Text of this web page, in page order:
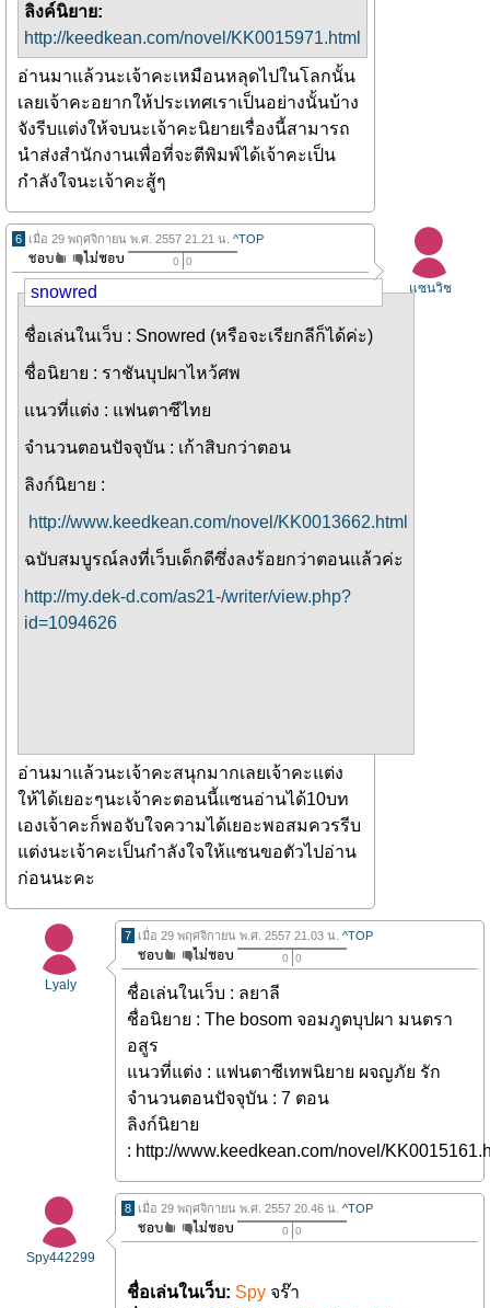
ลิงค์นิยาย:
http://keedkean.com/novel/KK0015971.html
อ่านมาแล้วนะเจ้าคะเหมือนหลุดไปในโลกนั้น
เลยเจ้าคะอยากให้ประเทศเราเป็นอย่างนั้นบ้าง
จังรีบแต่งให้จบนะเจ้าคะนิยายเรื่องนี้สามารถ
นำส่งสำนักงานเพื่อที่จะตีพิมพ์ได้เจ้าคะเป็น
กำลังใจนะเจ้าคะสู้ๆ
แซนวิช
6 เมื่อ 29 พฤศจิกายน พ.ศ. 2557 21.21 น. ^TOP
0 0
snowred
ชื่อเล่นในเว็บ : Snowred (หรือจะเรียกลีก็ได้ค่ะ)
ชื่อนิยาย : ราชันบุปผาไหว้ศพ
แนวที่แต่ง : แฟนตาซีไทย
จำนวนตอนปัจจุบัน : เก้าสิบกว่าตอน
ลิงก์นิยาย :
http://www.keedkean.com/novel/KK0013662.html
ฉบับสมบูรณ์ลงที่เว็บเด็กดีซึ่งลงร้อยกว่าตอนแล้วค่ะ
http://my.dek-d.com/as21-/writer/view.php?
id=1094626
อ่านมาแล้วนะเจ้าคะสนุกมากเลยเจ้าคะแต่ง
ให้ได้เยอะๆนะเจ้าคะตอนนี้แซนอ่านได้10บท
เองเจ้าคะก็พอจับใจความได้เยอะพอสมควรรีบ
แต่งนะเจ้าคะเป็นกำลังใจให้แซนขอตัวไปอ่าน
ก่อนนะคะ
Lyaly
7 เมื่อ 29 พฤศจิกายน พ.ศ. 2557 21.03 น. ^TOP
0 0
ชื่อเล่นในเว็บ : ลยาลี
ชื่อนิยาย : The bosom จอมภูตบุปผา มนตรา
อสูร
แนวที่แต่ง : แฟนตาซีเทพนิยาย ผจญภัย รัก
จำนวนตอนปัจจุบัน : 7 ตอน
ลิงก์นิยาย
: http://www.keedkean.com/novel/
Spy442299
8 เมื่อ 29 พฤศจิกายน พ.ศ. 2557 20.46 น. ^TOP
0 0
ชื่อเล่นในเว็บ: Spy จร๊า